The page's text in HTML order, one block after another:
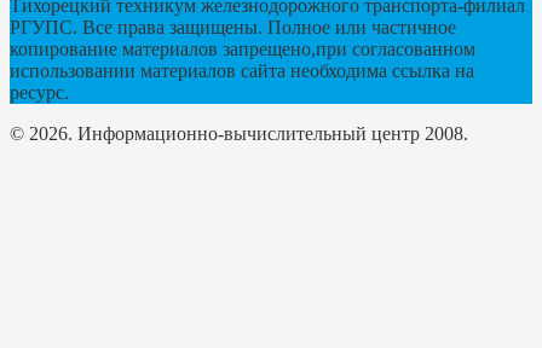
Тихорецкий техникум железнодорожного транспорта-филиал
РГУПС. Все права защищены. Полное или частичное
копирование материалов запрещено,при согласованном
использовании материалов сайта необходима ссылка на
ресурс.
© 2026. Информационно-вычислительный центр 2008.